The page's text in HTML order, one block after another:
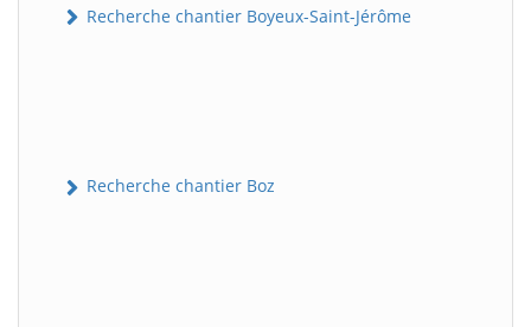
Recherche chantier Boyeux-Saint-Jérôme
Recherche chantier Boz